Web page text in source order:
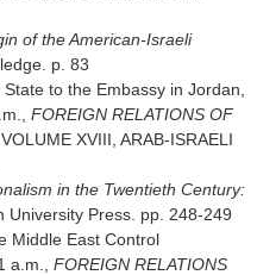
of the American-Israeli
p. 83
to the Embassy in Jordan,
FOREIGN RELATIONS OF
XVIII, ARAB-ISRAELI
in the Twentieth Century:
University Press. pp. 248-249
Middle East Control
a.m., FOREIGN RELATIONS